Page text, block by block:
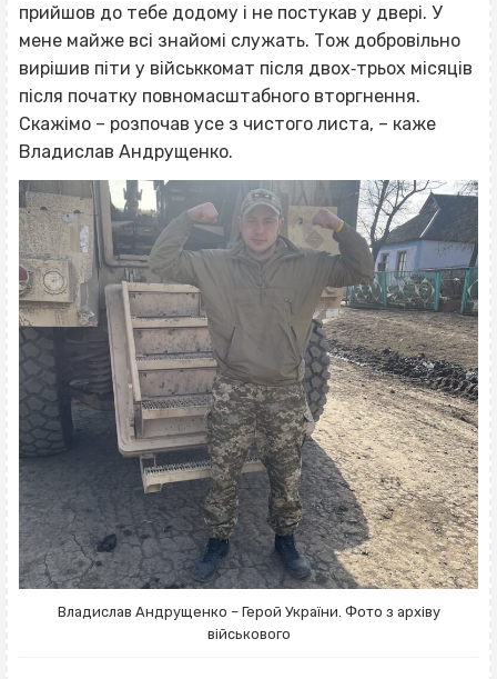
прийшов до тебе додому і не постукав у двері. У
мене майже всі знайомі служать. Тож добровільно
вирішив піти у військкомат після двох‐трьох місяців
після початку повномасштабного вторгнення.
Скажімо – розпочав усе з чистого листа, – каже
Владислав Андрущенко.
Владислав Андрущенко – Герой України. Фото з архіву
військового